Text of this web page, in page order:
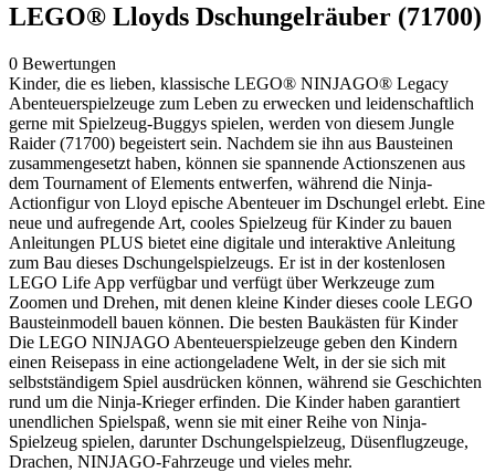
LEGO® Lloyds Dschungelräuber (71700)
0 Bewertungen
Kinder, die es lieben, klassische LEGO® NINJAGO® Legacy
Abenteuerspielzeuge zum Leben zu erwecken und leidenschaftlich
gerne mit Spielzeug-Buggys spielen, werden von diesem Jungle
Raider (71700) begeistert sein. Nachdem sie ihn aus Bausteinen
zusammengesetzt haben, können sie spannende Actionszenen aus
dem Tournament of Elements entwerfen, während die Ninja-
Actionfigur von Lloyd epische Abenteuer im Dschungel erlebt. Eine
neue und aufregende Art, cooles Spielzeug für Kinder zu bauen
Anleitungen PLUS bietet eine digitale und interaktive Anleitung
zum Bau dieses Dschungelspielzeugs. Er ist in der kostenlosen
LEGO Life App verfügbar und verfügt über Werkzeuge zum
Zoomen und Drehen, mit denen kleine Kinder dieses coole LEGO
Bausteinmodell bauen können. Die besten Baukästen für Kinder
Die LEGO NINJAGO Abenteuerspielzeuge geben den Kindern
einen Reisepass in eine actiongeladene Welt, in der sie sich mit
selbstständigem Spiel ausdrücken können, während sie Geschichten
rund um die Ninja-Krieger erfinden. Die Kinder haben garantiert
unendlichen Spielspaß, wenn sie mit einer Reihe von Ninja-
Spielzeug spielen, darunter Dschungelspielzeug, Düsenflugzeuge,
Drachen, NINJAGO-Fahrzeuge und vieles mehr.